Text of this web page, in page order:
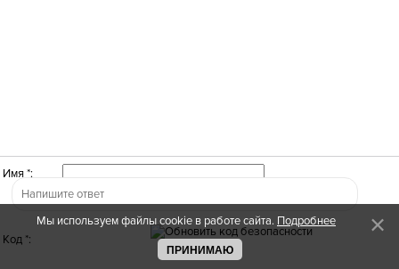
Имя *:
Код *:
Мы используем файлы cookie в работе сайта. Подробнее
ПРИНИМАЮ